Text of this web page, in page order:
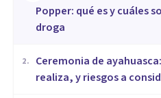
Popper: qué es y cuáles
droga
2.
Ceremonia de
realiza, y riesgos a